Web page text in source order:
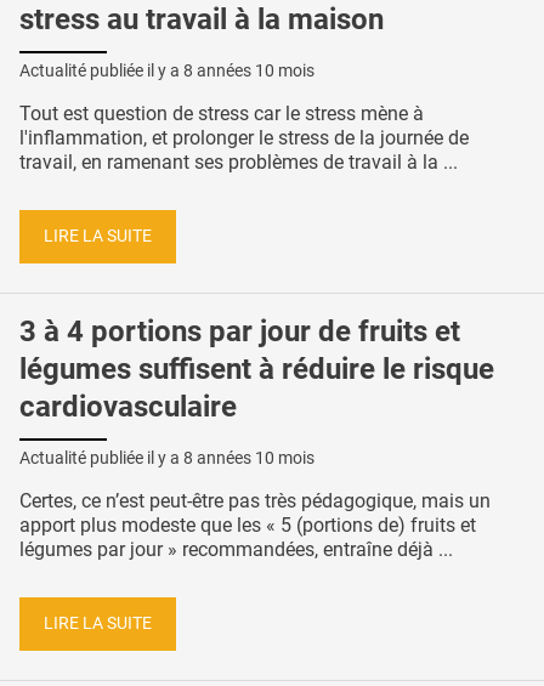
stress au travail à la maison
Actualité publiée il y a 8 années 10 mois
Tout est question de stress car le stress mène à
l'inflammation, et prolonger le stress de la journée de
travail, en ramenant ses problèmes de travail à la ...
LIRE LA SUITE
3 à 4 portions par jour de fruits et
légumes suffisent à réduire le risque
cardiovasculaire
Actualité publiée il y a 8 années 10 mois
Certes, ce n’est peut-être pas très pédagogique, mais un
apport plus modeste que les « 5 (portions de) fruits et
légumes par jour » recommandées, entraîne déjà ...
LIRE LA SUITE